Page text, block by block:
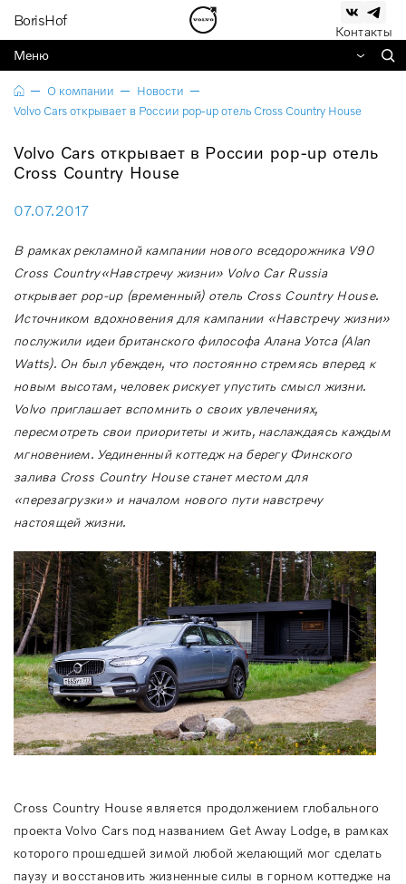
BorisHof
Контакты
Меню
О компании
Новости
Volvo Cars открывает в России pop-up отель Cross Country House
Volvo Cars открывает в России pop-up отель
Cross Country House
07.07.2017
В рамках рекламной кампании нового вседорожника V90
Cross Country«Навстречу жизни» Volvo Car Russia
открывает pop-up (временный) отель Cross Country House.
Источником вдохновения для кампании «Навстречу жизни»
послужили идеи британского философа Алана Уотса (Alan
Watts). Он был убежден, что постоянно стремясь вперед к
новым высотам, человек рискует упустить смысл жизни.
Volvo приглашает вспомнить о своих увлечениях,
пересмотреть свои приоритеты и жить, наслаждаясь каждым
мгновением. Уединенный коттедж на берегу Финского
залива Cross Country Houseстанет местом для
«перезагрузки» и началом нового пути навстречу
настоящей жизни.
Cross Country House является продолжением глобального
проекта Volvo Cars под названием Get Away Lodge, в рамках
которого прошедшей зимой любой желающий мог сделать
паузу и восстановить жизненные силы в горном коттедже на